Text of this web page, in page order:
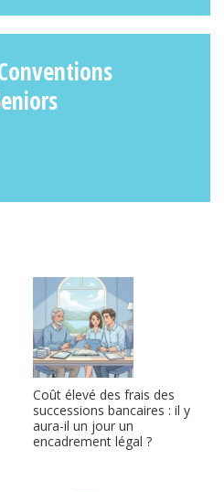
Coût élevé des frais des
successions bancaires : il y
aura-il un jour un
encadrement légal ?